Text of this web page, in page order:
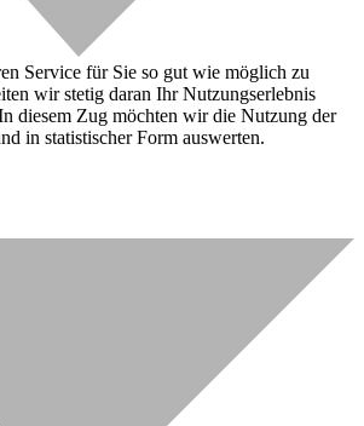
Service für Sie so gut wie möglich zu
wir stetig daran Ihr Nutzungserlebnis
diesem Zug möchten wir die Nutzung der
in statistischer Form auswerten.